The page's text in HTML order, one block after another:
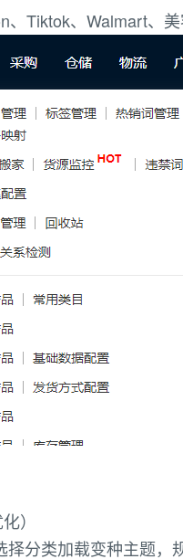
、Tiktok、Walmart、
）
分类加载变种主题，